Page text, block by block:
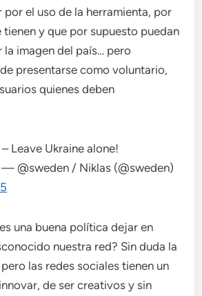
el uso de la herramienta, por
tienen y que por supuesto puedan
imagen del país… pero
presentarse como voluntario,
quienes deben
Leave Ukraine alone!
— @sweden / Niklas (@sweden)
una buena política dejar en
nuestra red? Sin duda la
las redes sociales tienen un
de ser creativos y sin